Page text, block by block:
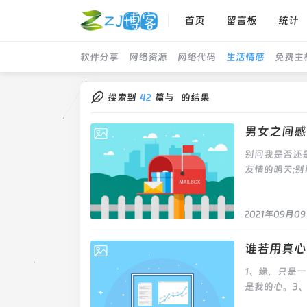
首页 留言板 统计
软件分享 网络资源 网络代码 生活情感 免费主
搜索到 42 篇与 的结果
2021-09-09
男女之间
别问我是否还
友情的明天;
何等肯定。我
一人?分开后
总是把不属于
而把原本该属
2021年09月09
2021-05-26
谁若用真
1、缘，只是
是我的心。3